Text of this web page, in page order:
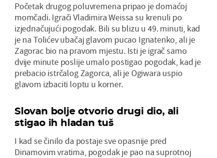
Početak drugog poluvremena pripao je domaćoj
momčadi. Igrači Vladimira Weissa su krenuli po
izjednačujući pogodak. Bili su blizu u 49. minuti, kad
je na Tolićev ubačaj glavom pucao Ignatenko, ali je
Zagorac bio na pravom mjestu. Isti je igrač samo
dvije minute poslije umalo postigao pogodak, kad je
prebacio istrčalog Zagorca, ali je Ogiwara uspio
glavom izbaciti loptu u korner.
Slovan bolje otvorio drugi dio, ali
stigao ih hladan tuš
I kad se činilo da postaje sve opasnije pred
Dinamovim vratima, pogodak je pao na suprotnoj